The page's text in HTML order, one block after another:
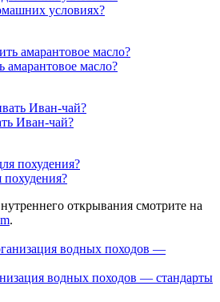
условиях?
амарантовое масло?
Иван-чай?
похудения?
открывания смотрите на
.
водных походов — стандарты